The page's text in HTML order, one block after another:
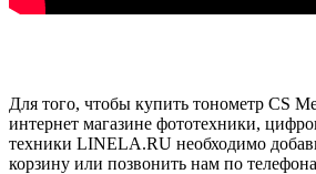
Для того, чтобы купить тонометр CS
интернет магазине фототехники,
техники LINELA.RU необходимо
корзину или позвонить нам по